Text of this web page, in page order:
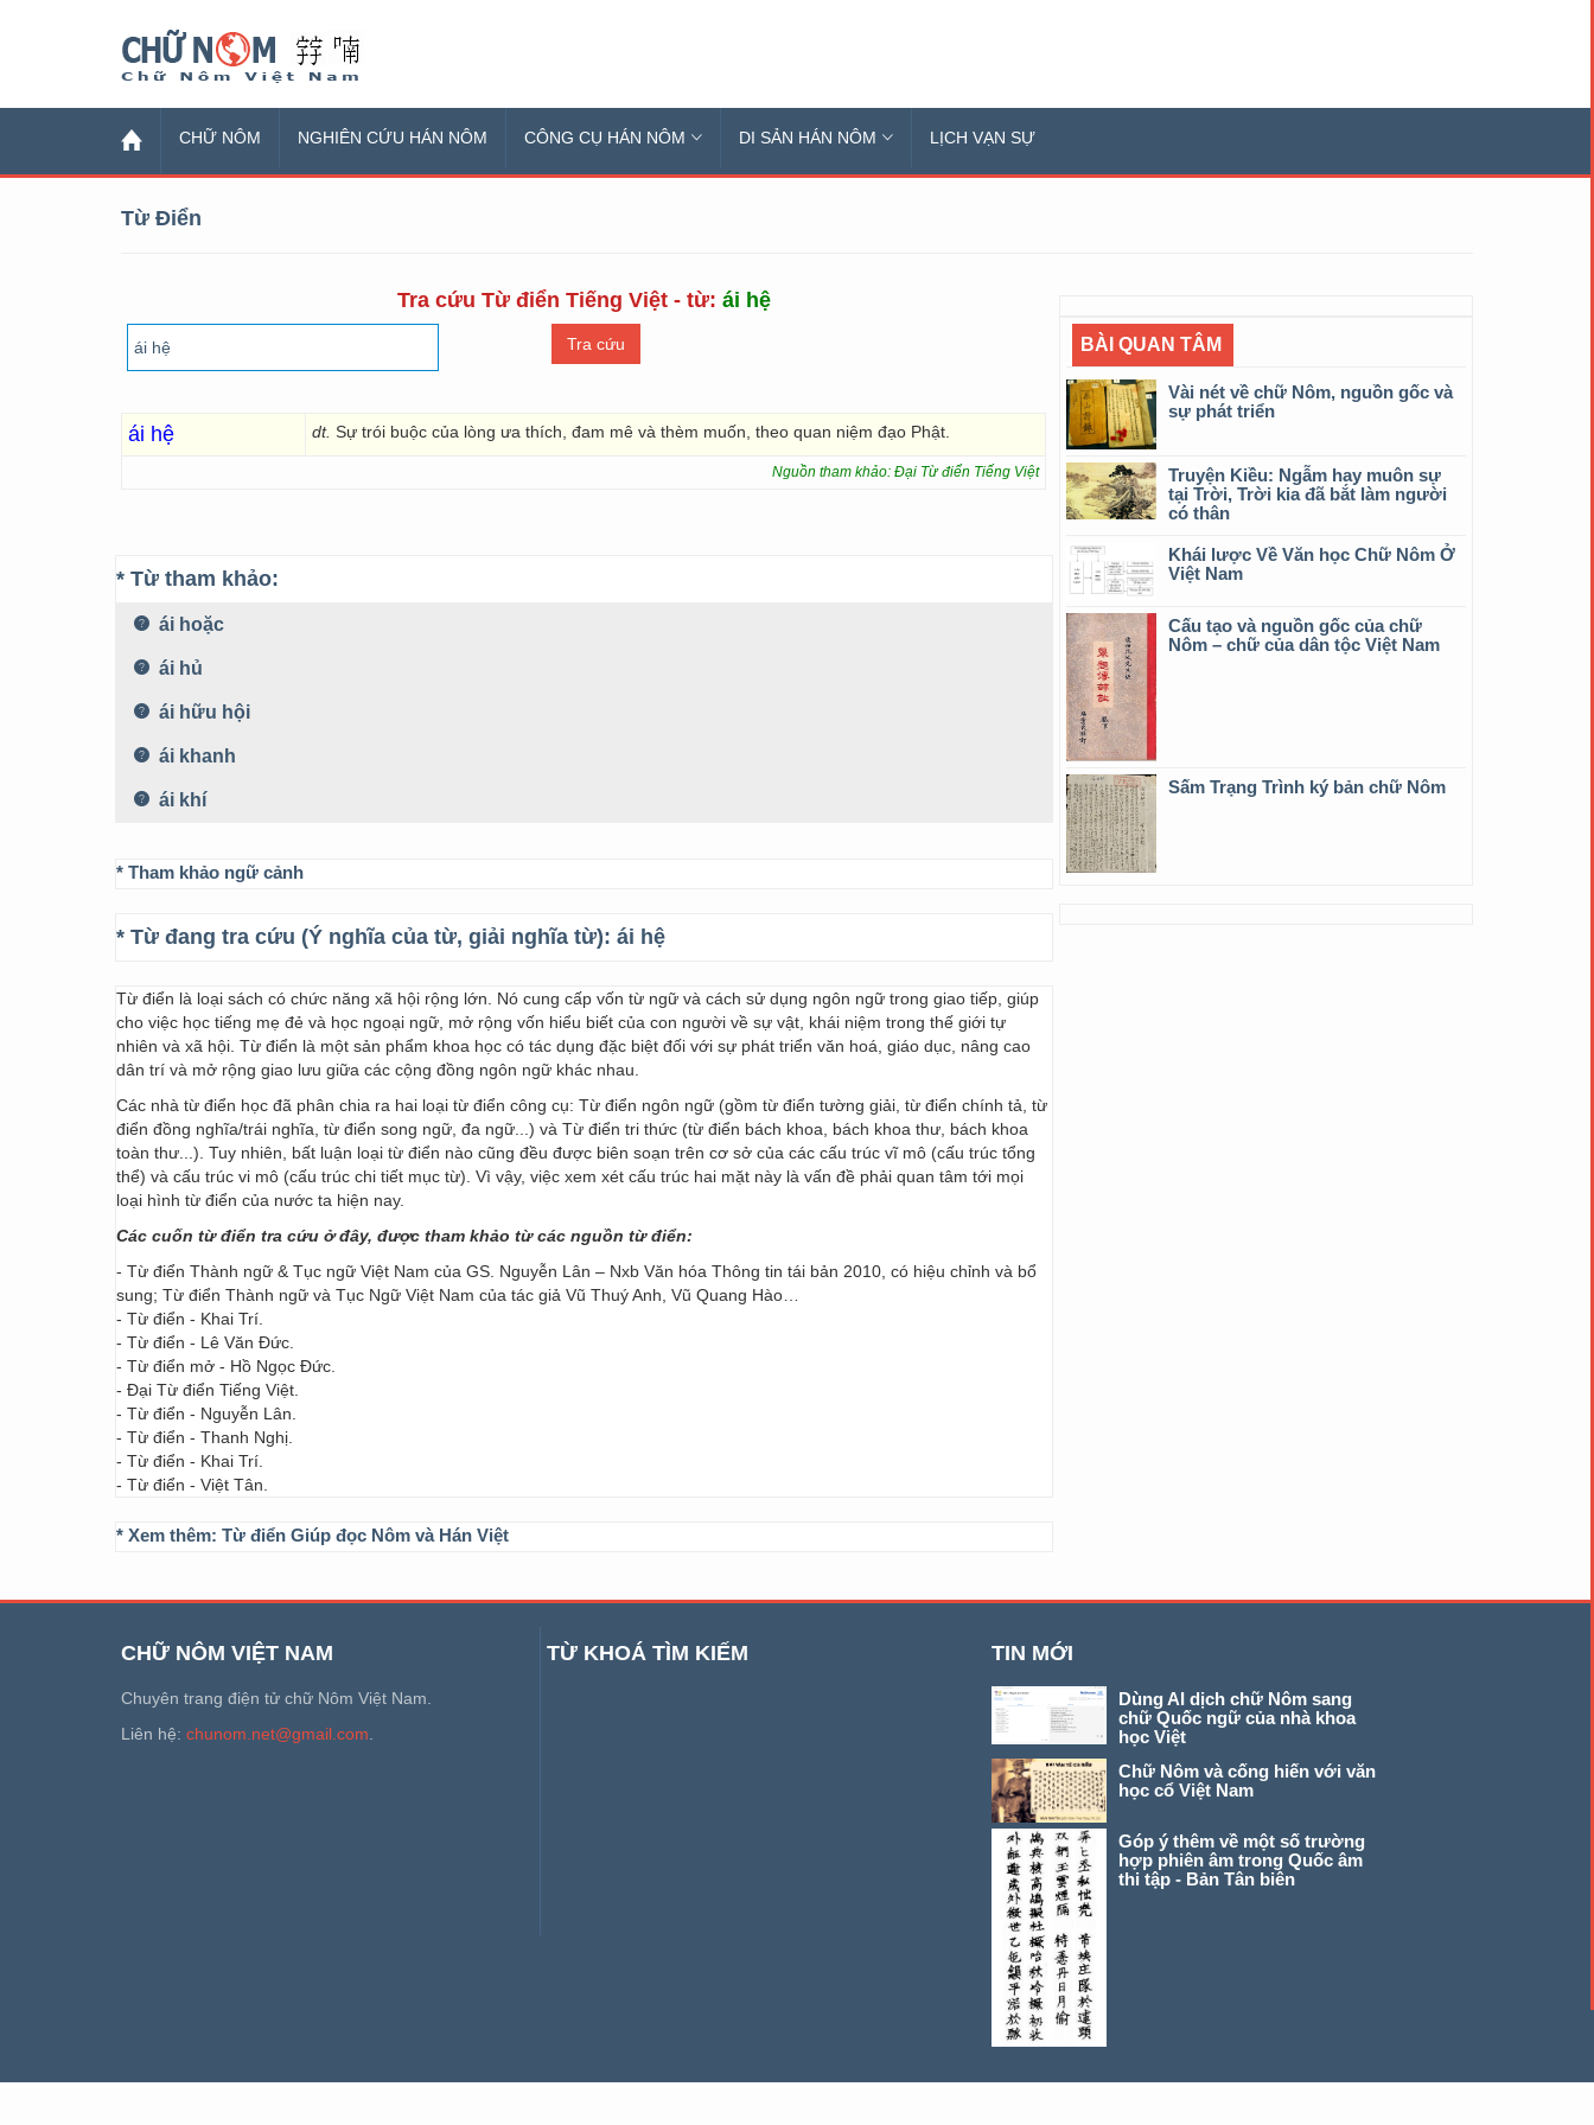
CHỮ NÔM NGHIÊN CỨU HÁN NÔM CÔNG CỤ HÁN NÔM DI SẢN HÁN NÔM LỊCH VẠN SỰ
Từ Điển
Tra cứu Từ điển Tiếng Việt - từ: ái hệ
ái hệ dt. Sự trói buộc của lòng ưa thích, đam mê và thèm muốn, theo quan niệm đạo Phật.
Nguồn tham khảo: Đại Từ điển Tiếng Việt
* Từ tham khảo:
ái hoặc
ái hủ
ái hữu hội
ái khanh
ái khí
* Tham khảo ngữ cảnh
* Từ đang tra cứu (Ý nghĩa của từ, giải nghĩa từ): ái hệ
Từ điển là loại sách có chức năng xã hội rộng lớn. Nó cung cấp vốn từ ngữ và cách sử dụng ngôn ngữ trong giao tiếp, giúp
cho việc học tiếng mẹ đẻ và học ngoại ngữ, mở rộng vốn hiểu biết của con người về sự vật, khái niệm trong thế giới tự
nhiên và xã hội. Từ điển là một sản phẩm khoa học có tác dụng đặc biệt đối với sự phát triển văn hoá, giáo dục, nâng cao
dân trí và mở rộng giao lưu giữa các cộng đồng ngôn ngữ khác nhau.
Các nhà từ điển học đã phân chia ra hai loại từ điển công cụ: Từ điển ngôn ngữ (gồm từ điển tường giải, từ điển chính tả, từ
điển đồng nghĩa/trái nghĩa, từ điển song ngữ, đa ngữ...) và Từ điển tri thức (từ điển bách khoa, bách khoa thư, bách khoa
toàn thư...). Tuy nhiên, bất luận loại từ điển nào cũng đều được biên soạn trên cơ sở của các cấu trúc vĩ mô (cấu trúc tổng
thể) và cấu trúc vi mô (cấu trúc chi tiết mục từ). Vì vậy, việc xem xét cấu trúc hai mặt này là vấn đề phải quan tâm tới mọi
loại hình từ điển của nước ta hiện nay.
Các cuốn từ điển tra cứu ở đây, được tham khảo từ các nguồn từ điển:
- Từ điển Thành ngữ & Tục ngữ Việt Nam của GS. Nguyễn Lân – Nxb Văn hóa Thông tin tái bản 2010, có hiệu chỉnh và bổ
sung; Từ điển Thành ngữ và Tục Ngữ Việt Nam của tác giả Vũ Thuý Anh, Vũ Quang Hào…
- Từ điển - Khai Trí.
- Từ điển - Lê Văn Đức.
- Từ điển mở - Hồ Ngọc Đức.
- Đại Từ điển Tiếng Việt.
- Từ điển - Nguyễn Lân.
- Từ điển - Thanh Nghị.
- Từ điển - Khai Trí.
- Từ điển - Việt Tân.
* Xem thêm: Từ điển Giúp đọc Nôm và Hán Việt
BÀI QUAN TÂM
Vài nét về chữ Nôm, nguồn gốc và
sự phát triển
Truyện Kiều: Ngẫm hay muôn sự
tại Trời, Trời kia đã bắt làm người
có thân
Khái lược Về Văn học Chữ Nôm Ở
Việt Nam
Cấu tạo và nguồn gốc của chữ
Nôm – chữ của dân tộc Việt Nam
Sấm Trạng Trình ký bản chữ Nôm
CHỮ NÔM VIỆT NAM
Chuyên trang điện tử chữ Nôm Việt Nam.
Liên hệ: chunom.net@gmail.com
TỪ KHOÁ TÌM KIẾM TIN MỚI
Dùng AI dịch chữ Nôm sang
chữ Quốc ngữ của nhà khoa
học Việt
Chữ Nôm và cống hiến với văn
học cổ Việt Nam
Góp ý thêm về một số trường
hợp phiên âm trong Quốc âm
thi tập - Bản Tân biên